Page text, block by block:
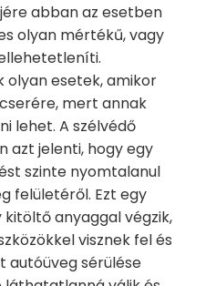
abban az esetben
olyan mértékű, vagy
olyan esetek, amikor
mert annak
lehet. A szélvédő
azt jelenti, hogy egy
szinte nyomtalanul
felületéről. Ezt egy
anyaggal végzik,
visznek fel és
autóüveg sérülése